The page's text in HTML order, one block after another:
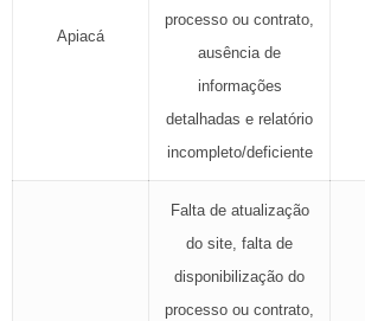
Apiacá
processo ou contrato,
ausência de
informações
detalhadas e relatório
incompleto/deficiente
Falta de atualização
do site, falta de
disponibilização do
processo ou contrato,